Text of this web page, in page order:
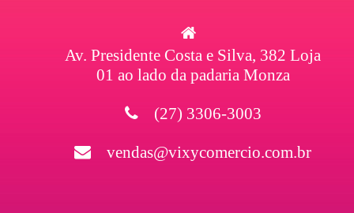
Av. Presidente Costa e Silva, 382 Loja
01 ao lado da padaria Monza
(27) 3306-3003
vendas@vixycomercio.com.br